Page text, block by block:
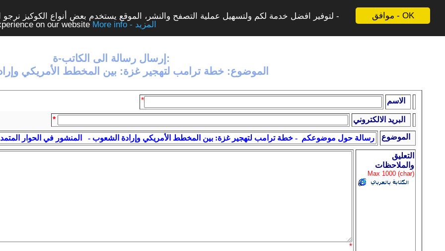
موافق - OK
لتوفير افضل خدمة لكم ولتسهيل عملية التصفح والنشر، الموقع يستخدم بعض أنواع الكوكيز
on our website
More info - المزيد
إرسال رسالة الى الكاتب-ة:
الموضوع: خطة ترامب لتهجير غزة: بين المخطط الأمريكي
* الاسم
*
البريد الالكتروني
الموضوع
*
التعليق
والملاحظات
Max 1000 (char)